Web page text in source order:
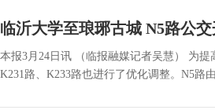
临沂大学至琅琊古城 N5路公
本报3月24日讯 （临报融媒记者吴慧） 为
K231路、K233路也进行了优化调整。N5路